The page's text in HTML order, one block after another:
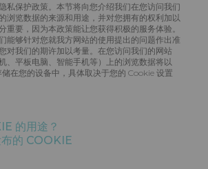
私保护政策。本节将向您介绍我们在您访问我们
浏览数据的来源和用途，并对您拥有的权利加以
重要，因为本政策能让您获得积极的服务体验。
能够针对您就我方网站的使用提出的问题作出准
对我们的期许加以考量。在您访问我们的网站
、平板电脑、智能手机等）上的浏览数据将以
在您的设备中，具体取决于您的 Cookie 设置
的用途？
的 COOKIE